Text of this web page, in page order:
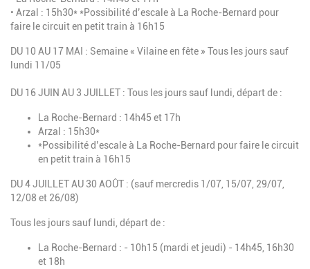
• Arzal : 15h30* *Possibilité d’escale à La Roche-Bernard pour
faire le circuit en petit train à 16h15
DU 10 AU 17 MAI : Semaine « Vilaine en fête » Tous les jours sauf
lundi 11/05
DU 16 JUIN AU 3 JUILLET : Tous les jours sauf lundi, départ de :
La Roche-Bernard : 14h45 et 17h
Arzal : 15h30*
*Possibilité d’escale à La Roche-Bernard pour faire le circuit
en petit train à 16h15
DU 4 JUILLET AU 30 AOÛT : (sauf mercredis 1/07, 15/07, 29/07,
12/08 et 26/08)
Tous les jours sauf lundi, départ de :
La Roche-Bernard : - 10h15 (mardi et jeudi) - 14h45, 16h30
et 18h